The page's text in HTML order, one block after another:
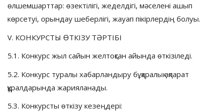
өлшемшарттар: өзектілігі, жеделдігі, мәселені ашып
көрсетуі, орындау шеберлігі, жауап пікірлердің болуы.
V. КОНКУРСТЫ ӨТКІЗУ ТӘРТІБІ
5.1. Конкурс жыл сайын желтоқсан айында өткізіледі.
5.2. Конкурс туралы хабарландыру бұқаралық ақпарат
құралдарында жарияланады.
5.3. Конкурсты өткізу кезеңдері: